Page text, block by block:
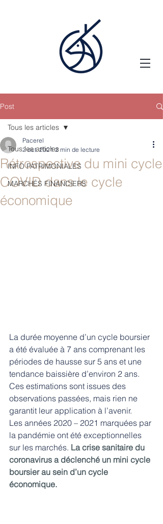
Post
Tous les articles
INFO PATRIMONIALES
MARCHÉS FINANCIERS
Tous les articles
Rétrospective du mini cycle
COVID dans le cycle
économique
Pacerel
2 oct. 2021 2 min de lecture
La durée moyenne d’un cycle boursier
a été évaluée à 7 ans comprenant les
périodes de hausse sur 5 ans et une
tendance baissière d’environ 2 ans.
Ces estimations sont issues des
observations passées, mais rien ne
garantit leur application à l’avenir.
Les années 2020 – 2021 marquées par
la pandémie ont été exceptionnelles
sur les marchés. La crise sanitaire du
coronavirus a déclenché un mini cycle
boursier au sein d’un cycle
économique.